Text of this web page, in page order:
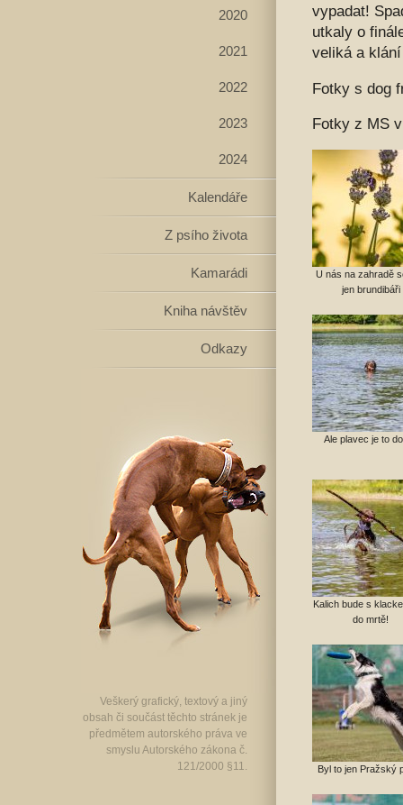
2020
2021
2022
2023
2024
Kalendáře
Z psího života
Kamarádi
Kniha návštěv
Odkazy
Veškerý grafický, textový a jiný
obsah či součást těchto stránek je
předmětem autorského práva ve
smyslu Autorského zákona č.
121/2000 §11.
vypadat!
utkaly o
veliká a
Fotky s dog
Fotky z MS
U nás na zahradě
jen brundibáři
Ale plavec je to
Kalich bude s
do mrtě!
Byl to jen Pražský